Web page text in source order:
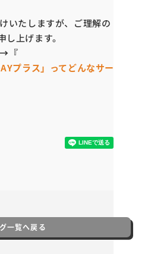
いたしますが、ご理解の
上げます。
→『
プラス」ってどんなサー
一覧へ戻る